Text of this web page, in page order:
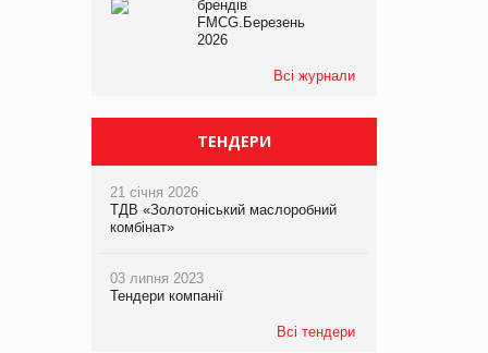
брендів
FMCG.Березень
2026
Всі журнали
ТЕНДЕРИ
21 січня 2026
ТДВ «Золотоніський маслоробний
комбінат»
03 липня 2023
Тендери компанії
Всі тендери